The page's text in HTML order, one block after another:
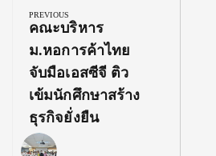
navigation
PREVIOUS
Previous
Post:
คณะบริหาร
ม.หอการค้าไทย
จับมือเอสซีจี ติว
เข้มนักศึกษาสร้าง
ธุรกิจยั่งยืน